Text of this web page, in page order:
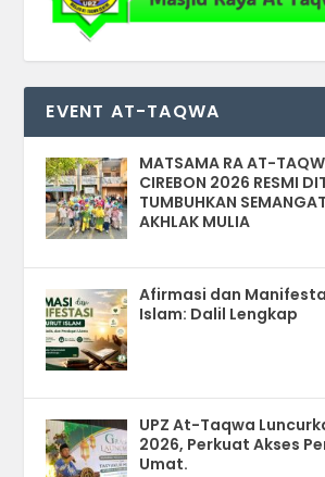
EVENT AT-TAQWA
MATSAMA RA AT-
CIREBON 2026 RESMI
TUMBUHKAN
AKHLAK MULIA
Afirmasi dan
Islam: Dalil Lengkap
UPZ At-Taqwa
2026, Perkuat Akses
Umat.